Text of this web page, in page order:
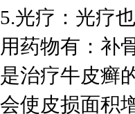
5.光疗：光疗
用药物有：补
是治疗牛皮癣
会使皮损面积